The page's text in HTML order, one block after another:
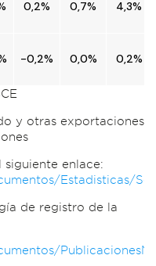
0,2% 0,7% 4,3%
-0,2% 0,0% 0,2%
y otras exportaciones
siguiente enlace:
Estadisticas/
de registro de la